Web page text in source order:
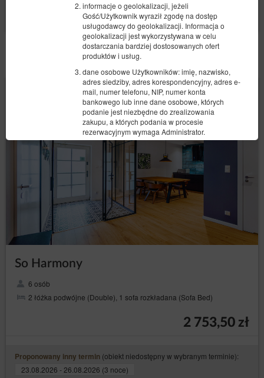
informacje o geolokalizacji, jeżeli
Gość/Użytkownik wyraził zgodę na dostęp
usługodawcy do geolokalizacji. Informacja o
geolokalizacji jest wykorzystywana w celu
dostarczania bardziej dostosowanych ofert
produktów i usług.
dane osobowe Użytkowników: imię, nazwisko,
adres siedziby, adres korespondencyjny, adres e-
mail, numer telefonu, NIP, numer konta
bankowego lub inne dane osobowe, których
podanie jest niezbędne do zrealizowania
zakupu, a których podania w procesie
rezerwacyjnym wymaga Administrator.
Informacje te nie zawierają danych dotyczących
tożsamości Gości/Użytkowników, lecz w połączeniu z
innymi informacjami mogą stanowić dane osobowe i w
związku z tym Administrator obejmuje je pełną
ochroną przysługującą na gruncie RODO.
Dane te są przetwarzane zgodnie z art. 6 ust. 1 lit. b
RODO, w celu realizacji usługi, tj. umowy o
świadczenie usług drogą elektroniczną zgodnie z
Regulaminem oraz zgodnie z art. 6 ust. 1 lit. a RODO,
w związku z wyrażeniem zgody na stosowanie
technologii, wyrażonych przez odpowiednie
z wyrażeniem zgody na geolokalizację. Dane są
stan wiedzy technicznej, koszt wdrażania oraz
charakter, zakres i cele przetwarzania oraz ryzyko
naruszenia praw lub wolności osób fizycznych o
Wybierz
POZOSTAŁE OFERTY
So Harmony
6 osób
2 łóżka podwójne (Double), 1 sofa rozkładana (Sofa Bed)
2 753,50 zł
Proponowany inny termin (obiekt niedostępny w wybranym terminie):
23.08.2026 - 26.08.2026 (3 noce)